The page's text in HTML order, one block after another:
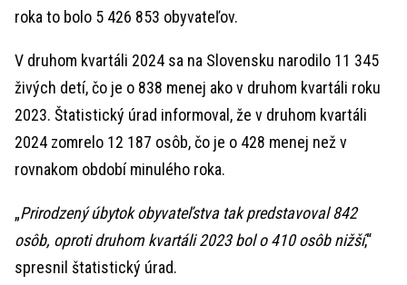
roka to bolo 5 426 853 obyvateľov.
V druhom kvartáli 2024 sa na Slovensku narodilo 11 345
živých detí, čo je o 838 menej ako v druhom kvartáli roku
2023. Štatistický úrad informoval, že v druhom kvartáli
2024 zomrelo 12 187 osôb, čo je o 428 menej než v
rovnakom období minulého roka.
„Prirodzený úbytok obyvateľstva tak predstavoval 842
osôb, oproti druhom kvartáli 2023 bol o 410 osôb nižší,“
spresnil štatistický úrad.